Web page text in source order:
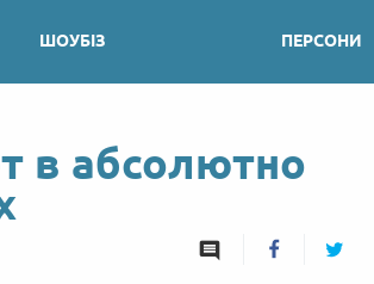
ШОУБІЗ ПЕРСОНИ
в абсолютно